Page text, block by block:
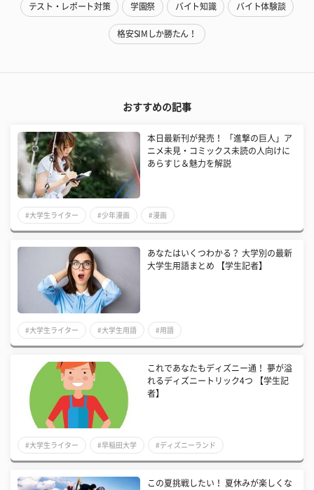
テスト・レポート対策 学園祭 バイト知識 バイト体験談
格安SIMしか勝たん！
おすすめの記事
本日最新刊が発売！ 「進撃の巨人」ア
ニメ未見・コミックス未読の人向けに
あらすじ＆魅力を解説
#大学生ライター #少年漫画 #漫画
あなたはいくつわかる？ 大学別の最新
大学生用語まとめ 【学生記者】
#大学生ライター #大学生用語 #用語
これであなたもディズニー通！ 夢が溢
れるディズニートリック4つ 【学生記
者】
#大学生ライター #早稲田大学 #ディズニーランド
この夏挑戦したい！ 夏休みが楽しくな